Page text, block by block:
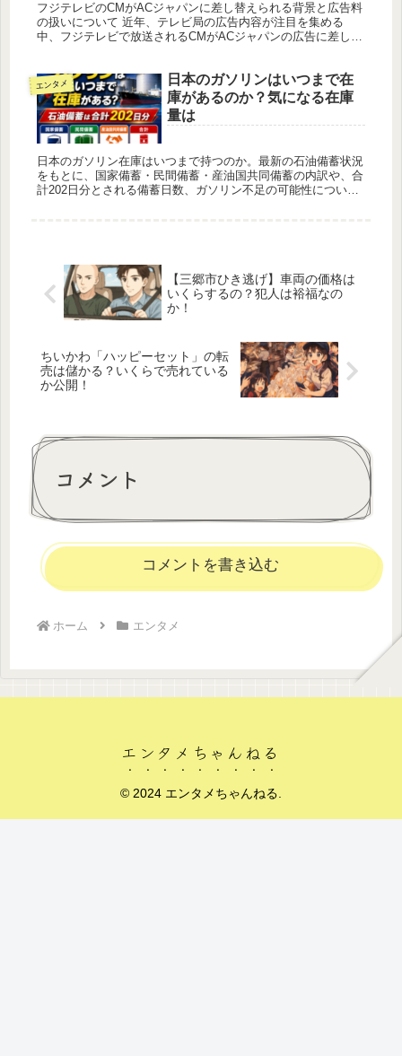
フジテレビのCMがACジャパンに差し替えられる背景と広告料
の扱いについて 近年、テレビ局の広告内容が注目を集める
中、フジテレビで放送されるCMがACジャパンの広告に差し替
エンタメ
日本のガソリンはいつまで在
庫があるのか？気になる在庫
量は
日本のガソリン在庫はいつまで持つのか。最新の石油備蓄状況
をもとに、国家備蓄・民間備蓄・産油国共同備蓄の内訳や、合
計202日分とされる備蓄日数、ガソリン不足の可能性について
【三郷市ひき逃げ】車両の価格は
いくらするの？犯人は裕福なの
か！
ちいかわ「ハッピーセット」の転
売は儲かる？いくらで売れている
か公開！
コメント
コメントを書き込む
ホーム エンタメ
エンタメちゃんねる
© 2024 エンタメちゃんねる.